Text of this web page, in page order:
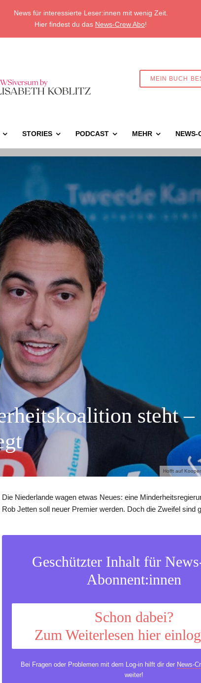
News für interessierte Leser:innen mit wenig Zeit.
Hier findest du das News-Crew Abo!
MEIN BUCH
STORIES PODCAST MEHR NEWS-
Hofft auf
steht –
Die Niederlande wagen etwas Neues: eine
Rob Jetten soll neuer Premier werden. Doch die Zweifel sind
Geschützter Inhalt für
Abonnent:innen
Schon dabei?
Zum Weiterlesen hier
Bei Fragen oder Problemen mit dem Log-in hilft dir der News-
weiter!